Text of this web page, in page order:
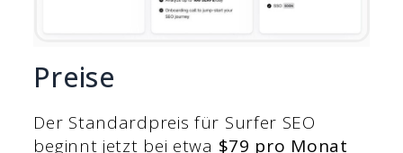
Preise
Der Standardpreis für Surfer SEO
beginnt jetzt bei etwa $79 pro Monat